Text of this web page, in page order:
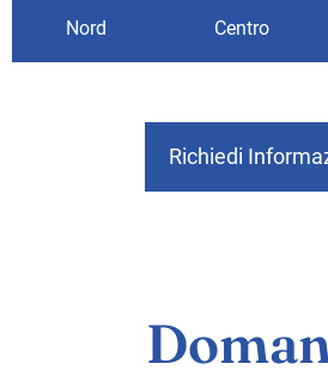
Nord Centro
Richiedi